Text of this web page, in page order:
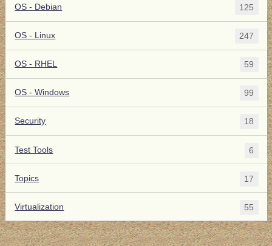
OS - Debian 125
OS - Linux 247
OS - RHEL 59
OS - Windows 99
Security 18
Test Tools 6
Topics 17
Virtualization 55